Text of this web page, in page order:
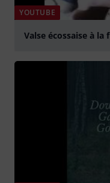
YOUTUBE
Valse écossaise à la